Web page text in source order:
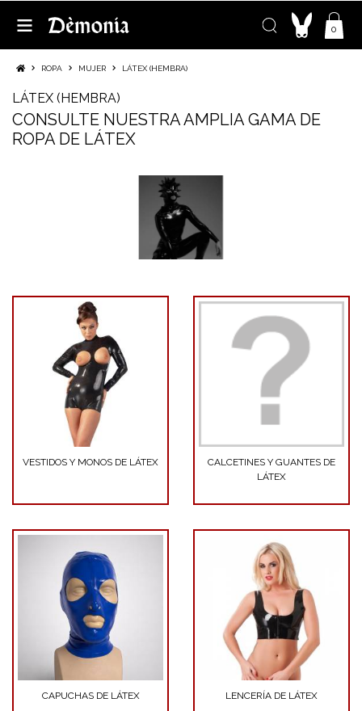
0
ROPA MUJER LÁTEX (HEMBRA)
LÁTEX (HEMBRA)
CONSULTE NUESTRA AMPLIA GAMA DE
ROPA DE LÁTEX
VESTIDOS Y MONOS DE LÁTEX
CALCETINES Y GUANTES DE
LÁTEX
CAPUCHAS DE LÁTEX LENCERÍA DE LÁTEX